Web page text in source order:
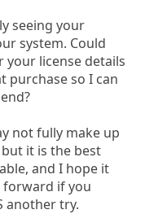
seeing your
system. Could
your license details
purchase so I can
not fully make up
it is the best
and I hope it
forward if you
another try.